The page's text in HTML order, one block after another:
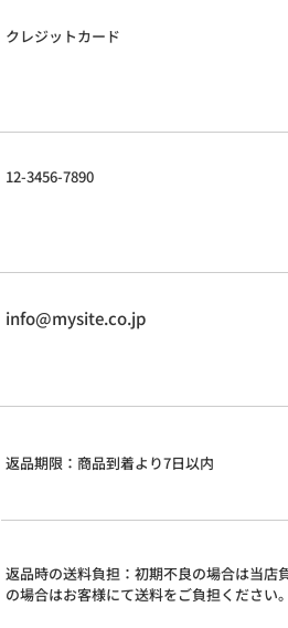
クレジットカード
12-3456-7890
info@mysite.co.jp
返品期限：商品到着より7日以内
返品時の送料負担：初期不良の場合は当店
の場合はお客様にて送料をご負担ください。